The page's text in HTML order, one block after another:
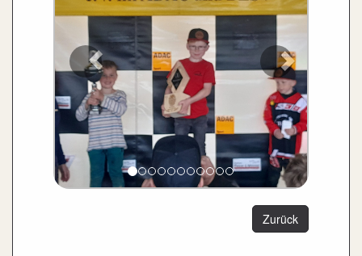
Zurück